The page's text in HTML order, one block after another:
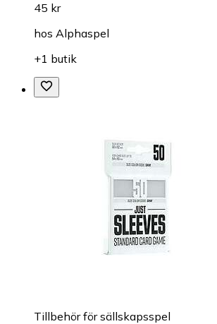
45 kr
hos Alphaspel
+1 butik
Tillbehör för sällskapsspel